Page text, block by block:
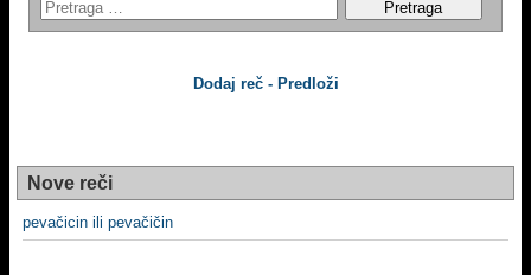
Dodaj reč - Predloži
Nove reči
pevačicin ili pevačičin